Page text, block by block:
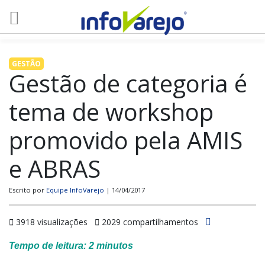
GESTÃO
Gestão de categoria é
tema de workshop
promovido pela AMIS
e ABRAS
Escrito por Equipe InfoVarejo | 14/04/2017
3918 visualizações 2029 compartilhamentos
Tempo de leitura: 2 minutos